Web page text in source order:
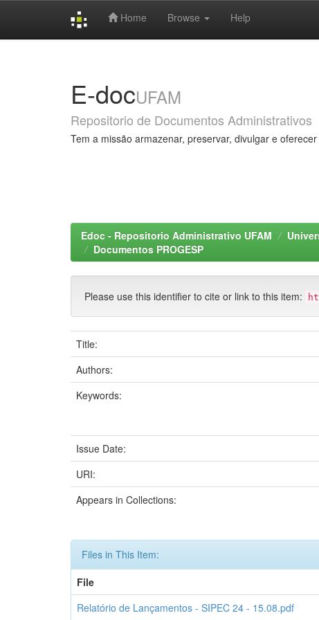
Home Browse Help
E-docUFAM
Repositorio de Documentos Administrativos
Tem a missão armazenar, preservar, divulgar e
Edoc - Repositorio Administrativo UFAM
Documentos PROGESP
Please use this identifier to cite or link to this item:
Title:
Authors:
Keywords:
Issue Date:
URI:
Appears in Collections:
Files in This Item:
File
Relatório de Lançamentos - SIPEC 24 - 15.08.pdf